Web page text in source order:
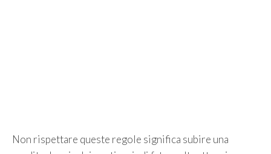
Non rispettare queste regole significa subire una